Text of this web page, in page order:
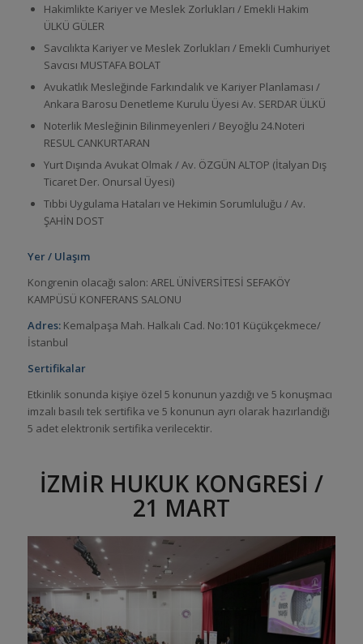
Hakimlikte Kariyer ve Meslek Zorlukları / Emekli Hakim
ÜLKÜ GÜLER
Savcılıkta Kariyer ve Meslek Zorlukları / Emekli Cumhuriyet
Savcısı MUSTAFA BOLAT
Avukatlık Mesleğinde Farkındalık ve Kariyer Planlaması /
Ankara Barosu Denetleme Kurulu Üyesi Av. SERDAR ÜLKÜ
Noterlik Mesleğinin Bilinmeyenleri / Beyoğlu 24.Noteri
RESUL CANKURTARAN
Yurt Dışında Avukat Olmak / Av. ÖZGÜN ALTOP (İtalyan Dış
Ticaret Der. Onursal Üyesi)
Tıbbi Uygulama Hataları ve Hekimin Sorumluluğu / Av.
ŞAHİN DOST
Yer / Ulaşım
Kongrenin olacağı salon: AREL ÜNİVERSİTESİ SEFAKÖY
KAMPÜSÜ KONFERANS SALONU
Adres:Kemalpaşa Mah. Halkalı Cad. No:101 Küçükçekmece/
İstanbul
Sertifikalar
Etkinlik sonunda kişiye özel 5 konunun yazdığı ve 5 konuşmacı
imzalı basılı tek sertifika ve 5 konunun ayrı olarak hazırlandığı
5 adet elektronik sertifika verilecektir.
İZMİR HUKUK KONGRESİ /
21 MART